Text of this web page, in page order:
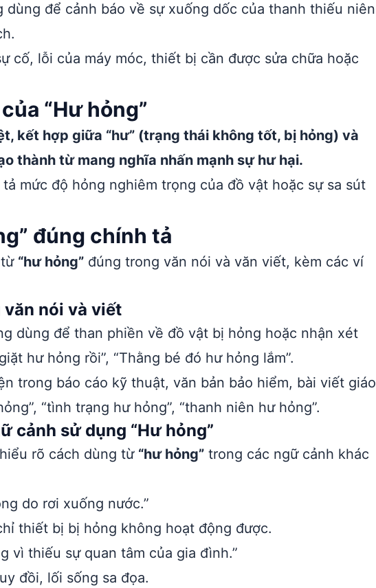
dùng để cảnh báo về sự xuống dốc của thanh thiếu niên
cố, lỗi của máy móc, thiết bị cần được sửa chữa hoặc
“Hư hỏng”
kết hợp giữa “hư” (trạng thái không tốt, bị hỏng) và
thành từ mang nghĩa nhấn mạnh sự hư hại.
mức độ hỏng nghiêm trọng của đồ vật hoặc sự sa sút
đúng chính tả
“hư hỏng” đúng trong văn nói và văn viết, kèm các ví
văn nói và viết
dùng để than phiền về đồ vật bị hỏng hoặc nhận xét
hư hỏng rồi”, “Thằng bé đó hư hỏng lắm”.
trong báo cáo kỹ thuật, văn bản bảo hiểm, bài viết giáo
“tình trạng hư hỏng”, “thanh niên hư hỏng”.
cảnh sử dụng “Hư hỏng”
rõ cách dùng từ “hư hỏng” trong các ngữ cảnh khác
do rơi xuống nước.”
thiết bị bị hỏng không hoạt động được.
vì thiếu sự quan tâm của gia đình.”
đồi, lối sống sa đọa.